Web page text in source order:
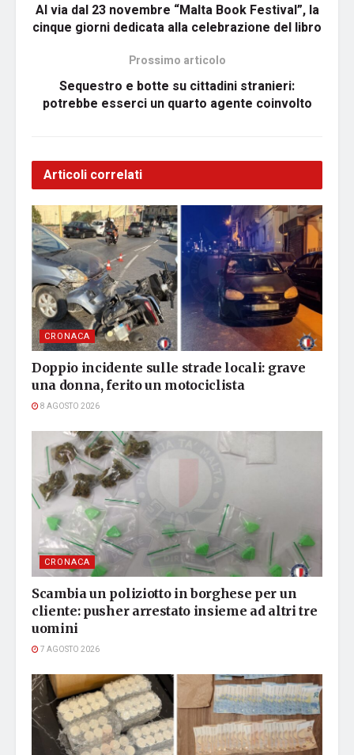
Al via dal 23 novembre “Malta Book Festival”, la
cinque giorni dedicata alla celebrazione del libro
Prossimo articolo
Sequestro e botte su cittadini stranieri:
potrebbe esserci un quarto agente coinvolto
Articoli correlati
CRONACA
Doppio incidente sulle strade locali: grave
una donna, ferito un motociclista
8 AGOSTO 2026
CRONACA
Scambia un poliziotto in borghese per un
cliente: pusher arrestato insieme ad altri tre
uomini
7 AGOSTO 2026